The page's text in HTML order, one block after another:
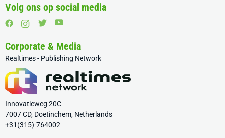
Volg ons op social media
Corporate & Media
Realtimes - Publishing Network
Innovatieweg 20C
7007 CD, Doetinchem, Netherlands
+31(315)-764002